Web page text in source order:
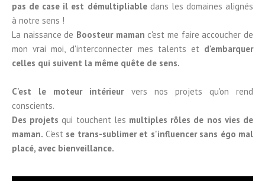
pas de case il est démultipliabledans les domaines alignés
à notre sens !
La naissance de Boosteur maman c'est me faire accoucher de
mon vrai moi, d'interconnecter mes talents et d'embarquer
celles qui suivent la même quête de sens.
C'est le moteur intérieurvers nos projets qu'on rend
conscients.
Des projetsqui touchent les multiples rôles de nos vies de
maman. C'est se trans-sublimer et s'influencer sans égo mal
placé, avec bienveillance.